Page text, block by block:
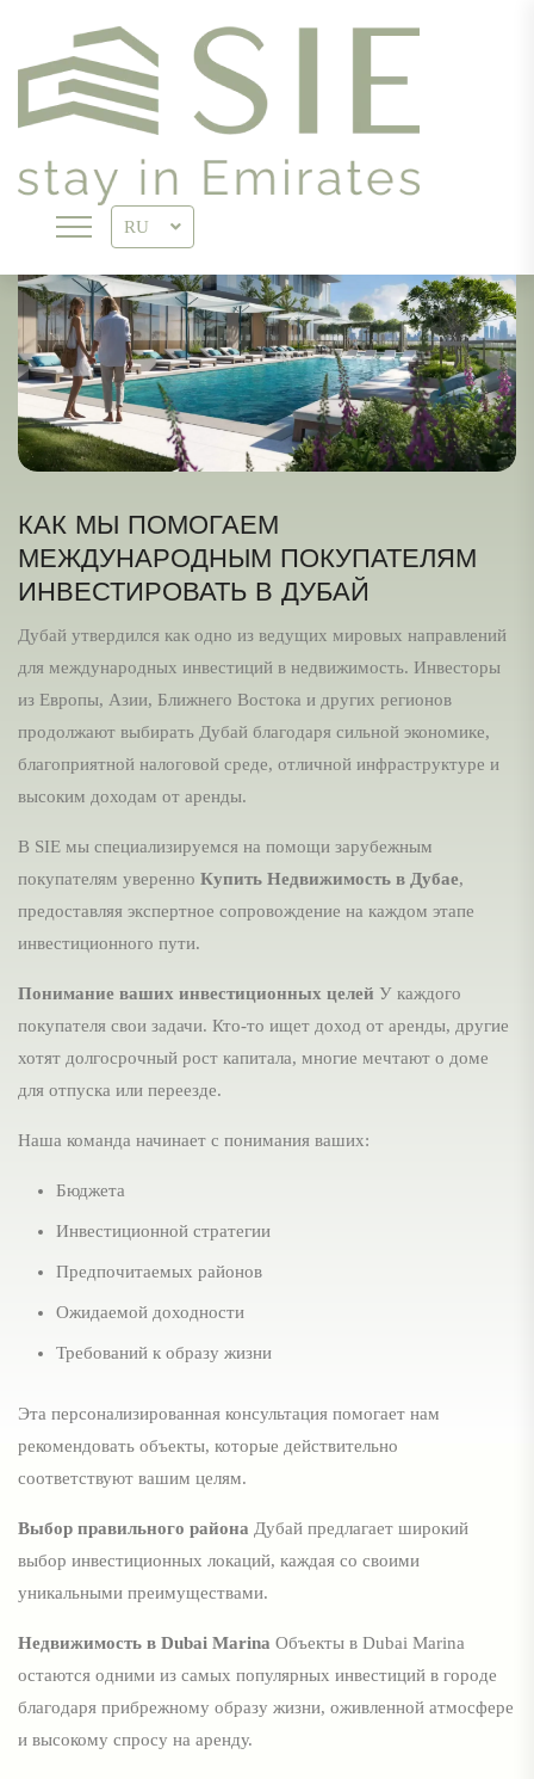
RU
КАК МЫ ПОМОГАЕМ
МЕЖДУНАРОДНЫМ ПОКУПАТЕЛЯМ
ИНВЕСТИРОВАТЬ В ДУБАЙ
Дубай утвердился как одно из ведущих мировых направлений
для международных инвестиций в недвижимость. Инвесторы
из Европы, Азии, Ближнего Востока и других регионов
продолжают выбирать Дубай благодаря сильной экономике,
благоприятной налоговой среде, отличной инфраструктуре и
высоким доходам от аренды.
В SIE мы специализируемся на помощи зарубежным
покупателям уверенно Купить Недвижимость в Дубае,
предоставляя экспертное сопровождение на каждом этапе
инвестиционного пути.
Понимание ваших инвестиционных целей У каждого
покупателя свои задачи. Кто-то ищет доход от аренды, другие
хотят долгосрочный рост капитала, многие мечтают о доме
для отпуска или переезде.
Наша команда начинает с понимания ваших:
Бюджета
Инвестиционной стратегии
Предпочитаемых районов
Ожидаемой доходности
Требований к образу жизни
Эта персонализированная консультация помогает нам
рекомендовать объекты, которые действительно
соответствуют вашим целям.
Выбор правильного района Дубай предлагает широкий
выбор инвестиционных локаций, каждая со своими
уникальными преимуществами.
Недвижимость в Dubai Marina Объекты в Dubai Marina
остаются одними из самых популярных инвестиций в городе
благодаря прибрежному образу жизни, оживленной атмосфере
и высокому спросу на аренду.